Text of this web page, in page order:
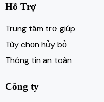
Hỗ Trợ
Trung tâm trợ giúp
Tùy chọn hủy bỏ
Thông tin an toàn
Công ty